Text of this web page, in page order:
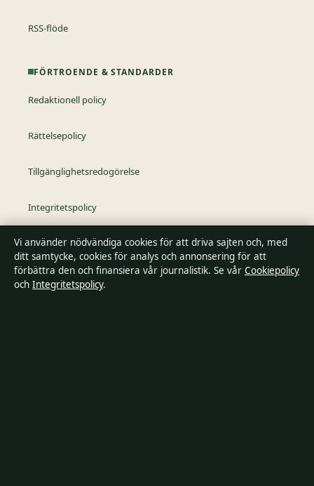
RSS-flöde
FÖRTROENDE & STANDARDER
Redaktionell policy
Rättelsepolicy
Tillgänglighetsredogörelse
Integritetspolicy
Kändisar & integritet
Vi använder nödvändiga cookies för att driva sajten och, med
ditt samtycke, cookies för analys och annonsering för att
förbättra den och finansiera vår journalistik. Se vår Cookiepolicy
och Integritetspolicy.